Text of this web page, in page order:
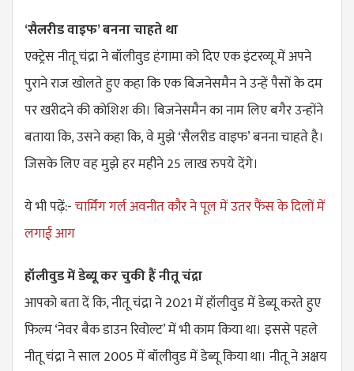
‘सैलरीड वाइफ’ बनना चाहते था
एक्ट्रेस नीतू चंद्रा ने बॉलीवुड हंगामा को दिए एक इंटरव्यू में अपने
पुराने राज खोलते हुए कहा कि एक बिजनेसमैन ने उन्हें पैसों के दम
पर खरीदने की कोशिश की। बिजनेसमैन का नाम लिए बगैर उन्होंने
बताया कि, उसने कहा कि, वे मुझे ‘सैलरीड वाइफ’ बनना चाहते है।
जिसके लिए वह मुझे हर महीने 25 लाख रुपये देंगे।
ये भी पढ़ें:-चार्मिंग गर्ल अवनीत कौर ने पूल में उतर फैंस के दिलों में
लगाई आग
हॉलीवुड में डेब्यू कर चुकी हैं नीतू चंद्रा
आपको बता दें कि, नीतू चंद्रा ने 2021 में हॉलीवुड में डेब्यू करते हुए
फिल्म ‘नेवर बैक डाउन रिवोल्ट’ में भी काम किया था। इससे पहले
नीतू चंद्रा ने साल 2005 में बॉलीवुड में डेब्यू किया था। नीतू ने अक्षय